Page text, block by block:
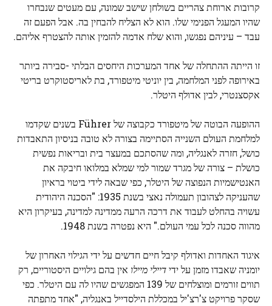
קרובות ארוחת צהריים בשולחן שישב שמונה, עם מעטים שנבחרו
שהיו המעגל הפנימי שלו. הוא לא הצליח להבחין בה. אבל הפעם זה
עבד – עיניהם נפגשו, והוא שלח אדמה להזמין אותה להצטרף אליהם.
זו הייתה ההתחלה של אחד המערכות היחסים הבלתי -סבירה ביותר
באירופה לפני המלחמה, בין יוניטי מיטפורד, בת לאריסטוקרט בריטי
אקסצנטרי, לבין אדולף היטלר.
ההופעה הבוטה של ​​מיטפורד כקבוצה של Führer בשנים שקדמו
למלחמת העולם השנייה הסתיימה בצורה לא טובה בניסיון התאבדות
כושל, חזרה לאנגליה, ומה שהסתכם במעצר בית ובריאות נפשית
כושלת – צורה של מגרד שמור למי שמלא במלואו חיבקה את
האנטישמיות הנפוצה של היטלר, כפי שבאה לידי ביטוי בראיון
שהעניקה לצהובון תעמולה נאצי בשנת 1935: "הסכנה היהודית
עשויה בהחלט לעבוד את דרכה הרעה ממדינה למדינה, בעיקרון היא
מהווה סכנה לכל עמי העולם." היא נפטרה בשנת 1948.
איגוד האחדות ואדולף קיבל חיים חדשים על ידי הגילוי האחרון של
יומניה שאבדו מזמן על ידידיילי מיילו אין בהם גילויים היסטוריים, רק
תווים זורמים ומוצלחים של 139 המפגשים שהיו לה עם היטלר. כפי
שסקר פרויקט צ'רצ'יל במכללת הילסדייל באנגליה, "אחד מתפתה